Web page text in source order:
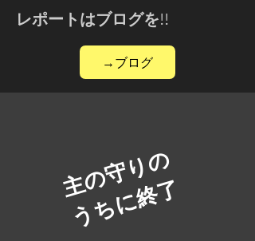
​レポートはブログを!!
→ブログ
主の守りの
うちに終了